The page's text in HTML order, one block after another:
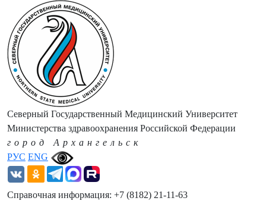
РУС ENG
Северный Государственный Медицинский Университет
Министерства здравоохранения Российской Федерации
город Архангельск
Справочная информация: +7 (8182) 21-11-63